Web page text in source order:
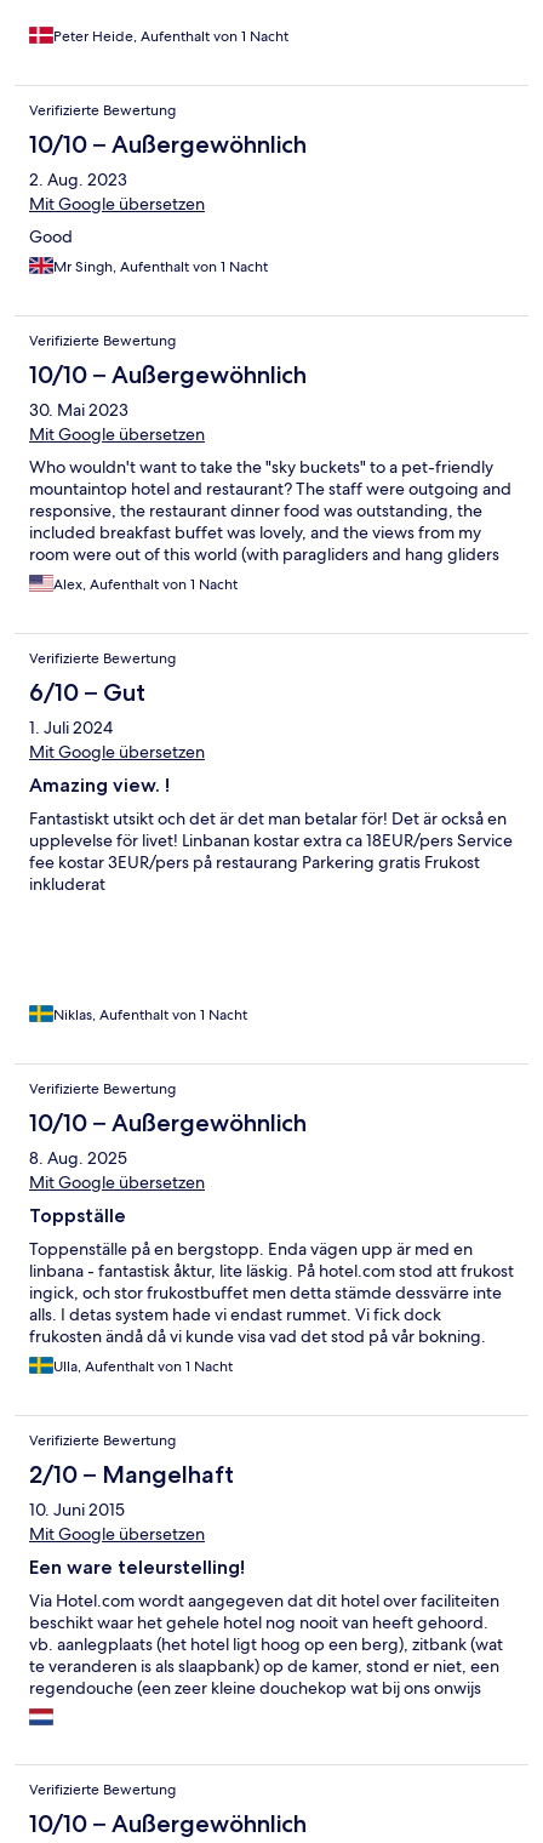
Peter Heide, Aufenthalt von 1 Nacht
Verifizierte Bewertung
10/10 – Außergewöhnlich
2. Aug. 2023
Mit Google übersetzen
Good
Mr Singh, Aufenthalt von 1 Nacht
Verifizierte Bewertung
10/10 – Außergewöhnlich
30. Mai 2023
Mit Google übersetzen
Who wouldn't want to take the "sky buckets" to a pet-friendly
mountaintop hotel and restaurant? The staff were outgoing and
responsive, the restaurant dinner food was outstanding, the
included breakfast buffet was lovely, and the views from my
room were out of this world (with paragliders and hang gliders
darting past). Highly recommended!
Alex, Aufenthalt von 1 Nacht
Verifizierte Bewertung
6/10 – Gut
1. Juli 2024
Mit Google übersetzen
Amazing view. !
Fantastiskt utsikt och det är det man betalar för! Det är också en
upplevelse för livet! Linbanan kostar extra ca 18EUR/pers Service
fee kostar 3EUR/pers på restaurang Parkering gratis Frukost
inkluderat
Niklas, Aufenthalt von 1 Nacht
Verifizierte Bewertung
10/10 – Außergewöhnlich
8. Aug. 2025
Mit Google übersetzen
Toppställe
Toppenställe på en bergstopp. Enda vägen upp är med en
linbana - fantastisk åktur, lite läskig. På hotel.com stod att frukost
ingick, och stor frukostbuffet men detta stämde dessvärre inte
alls. I detas system hade vi endast rummet. Vi fick dock
frukosten ändå då vi kunde visa vad det stod på vår bokning.
Det kändes dock inte bra att tjata.. Någon stor buffet var det
inte. Toast, kaffe, frukt, juicer men inget bröd eller småvarmt.
Ulla, Aufenthalt von 1 Nacht
Verifizierte Bewertung
2/10 – Mangelhaft
10. Juni 2015
Mit Google übersetzen
Een ware teleurstelling!
Via Hotel.com wordt aangegeven dat dit hotel over faciliteiten
beschikt waar het gehele hotel nog nooit van heeft gehoord.
vb. aanlegplaats (het hotel ligt hoog op een berg), zitbank (wat
te veranderen is als slaapbank) op de kamer, stond er niet, een
regendouche (een zeer kleine douchekop wat bij ons onwijs
oud heet, een bureau (stond er niet), rolstoel toegankelijk (het
hotel beschikt niet over een lift maar wel over zeer veel
op Hotels.com vermeld dat je na 17:00 uur het hotel niet meer
kan verlaten om lekker uit eten te gaan (Wat je graag wilt als je
Verifizierte Bewertung
10/10 – Außergewöhnlich